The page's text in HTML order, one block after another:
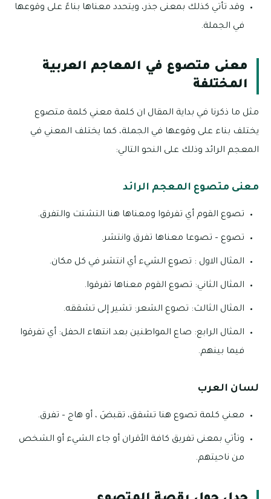
وقد تأتي كذلك بمعنى جذر، ويتحدد معناها بناءً على وقوعها
في الجملة.
معنى متصوع في المعاجم العربية
المختلفة
مثل ما ذكرنا في بداية المقال ان كلمة معني كلمة متصوع
يختلف بناء على وقوعها في الجملة، كما يختلف المعني في
المعجم الرائد وذلك على النحو التالي:
معنى متصوع المعجم الرائد
تصوع القوم أي تفرقوا ومعناها هنا التشتت والتفرق.
تصوع – تصوعا معناها تفرق وانتشر.
المثال الاول : تصوع الشيء أي انتشر في كل مكان.
المثال الثاني: تصوع القوم معناها تفرقوا.
المثال الثالث: تصوع الشعر: تشير إلى تشققه.
المثال الرابع: صاع المواطنين بعد انتهاء الحفل: أي تفرقوا
فيما بينهم.
لسان العرب
معني كلمة تصوع هنا تشقق، تقبضَ ، أو هاج – تفرق.
وتأتي بمعنى تفريق كافة الأقران أو جاء الشيء أو الشخص
من ناحيتهم.